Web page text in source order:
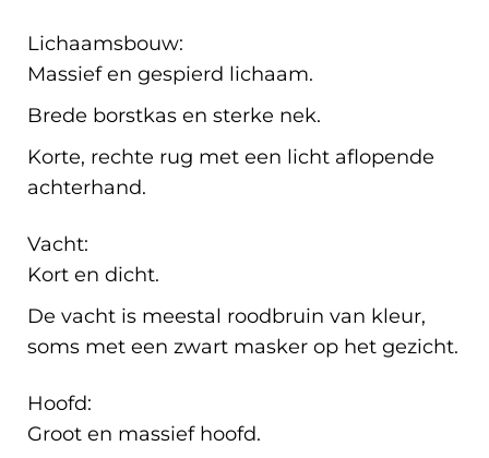
Lichaamsbouw:
Massief en gespierd lichaam.
Brede borstkas en sterke nek.
Korte, rechte rug met een licht aflopende
achterhand.
Vacht:
Kort en dicht.
De vacht is meestal roodbruin van kleur,
soms met een zwart masker op het gezicht.
Hoofd:
Groot en massief hoofd.